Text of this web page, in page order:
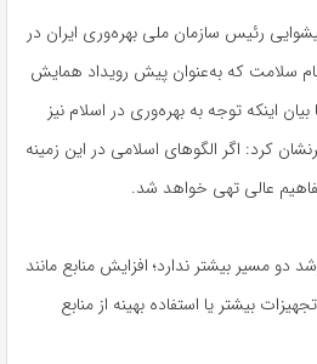
رئیس سازمان ملی بهره‌وری ایران در
سلامت که به‌عنوان پیش رویداد همایش
برگزار شد، با بیان اینکه توجه به بهره‌وری در اسلام نیز
کرد: اگر الگوهای اسلامی در این زمینه
عالی تهی خواهد شد.
دو مسیر بیشتر ندارد؛ افزایش منابع مانند
بیشتر یا استفاده بهینه از منابع